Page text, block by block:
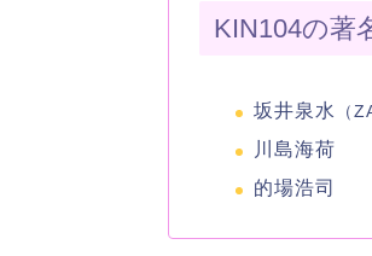
KIN104の著
坂井泉水 （
川島海荷
的場浩司